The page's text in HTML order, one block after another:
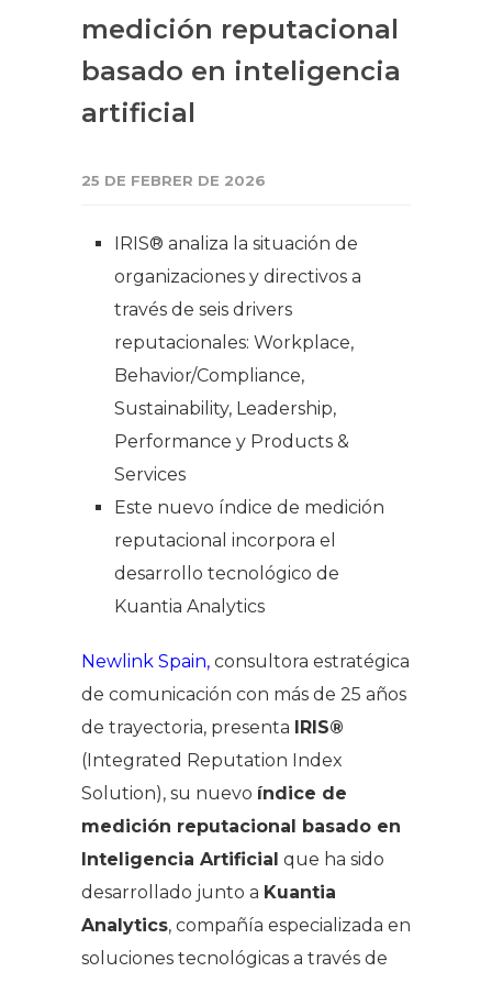
medición reputacional
basado en inteligencia
artificial
25 DE FEBRER DE 2026
IRIS® analiza la situación de
organizaciones y directivos a
través de seis drivers
reputacionales: Workplace,
Behavior/Compliance,
Sustainability, Leadership,
Performance y Products &
Services
Este nuevo índice de medición
reputacional incorpora el
desarrollo tecnológico de
Kuantia Analytics
Newlink Spain, consultora estratégica
de comunicación con más de 25 años
de trayectoria, presenta IRIS®
(Integrated Reputation Index
Solution), su nuevo índice de
medición reputacional basado en
Inteligencia Artificial que ha sido
desarrollado junto a Kuantia
Analytics, compañía especializada en
soluciones tecnológicas a través de